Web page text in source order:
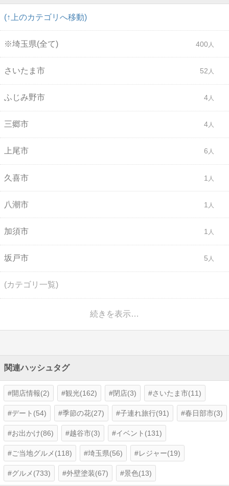
(↑上のカテゴリへ移動)
※埼玉県(全て) 400
さいたま市 52
ふじみ野市 4
三郷市 4
上尾市 6
久喜市 1
八潮市 1
加須市 1
坂戸市 5
(カテゴリ一覧)
続きを表示…
関連ハッシュタグ
開店情報(2) 観光(162) 閉店(3) さいたま市(11)
デート(54) 季節の花(27) 子連れ旅行(91) 春日部市(3)
お出かけ(86) 越谷市(3) イベント(131)
ご当地グルメ(118) 埼玉県(56) レジャー(19)
グルメ(733) 外壁塗装(67) 景色(13)